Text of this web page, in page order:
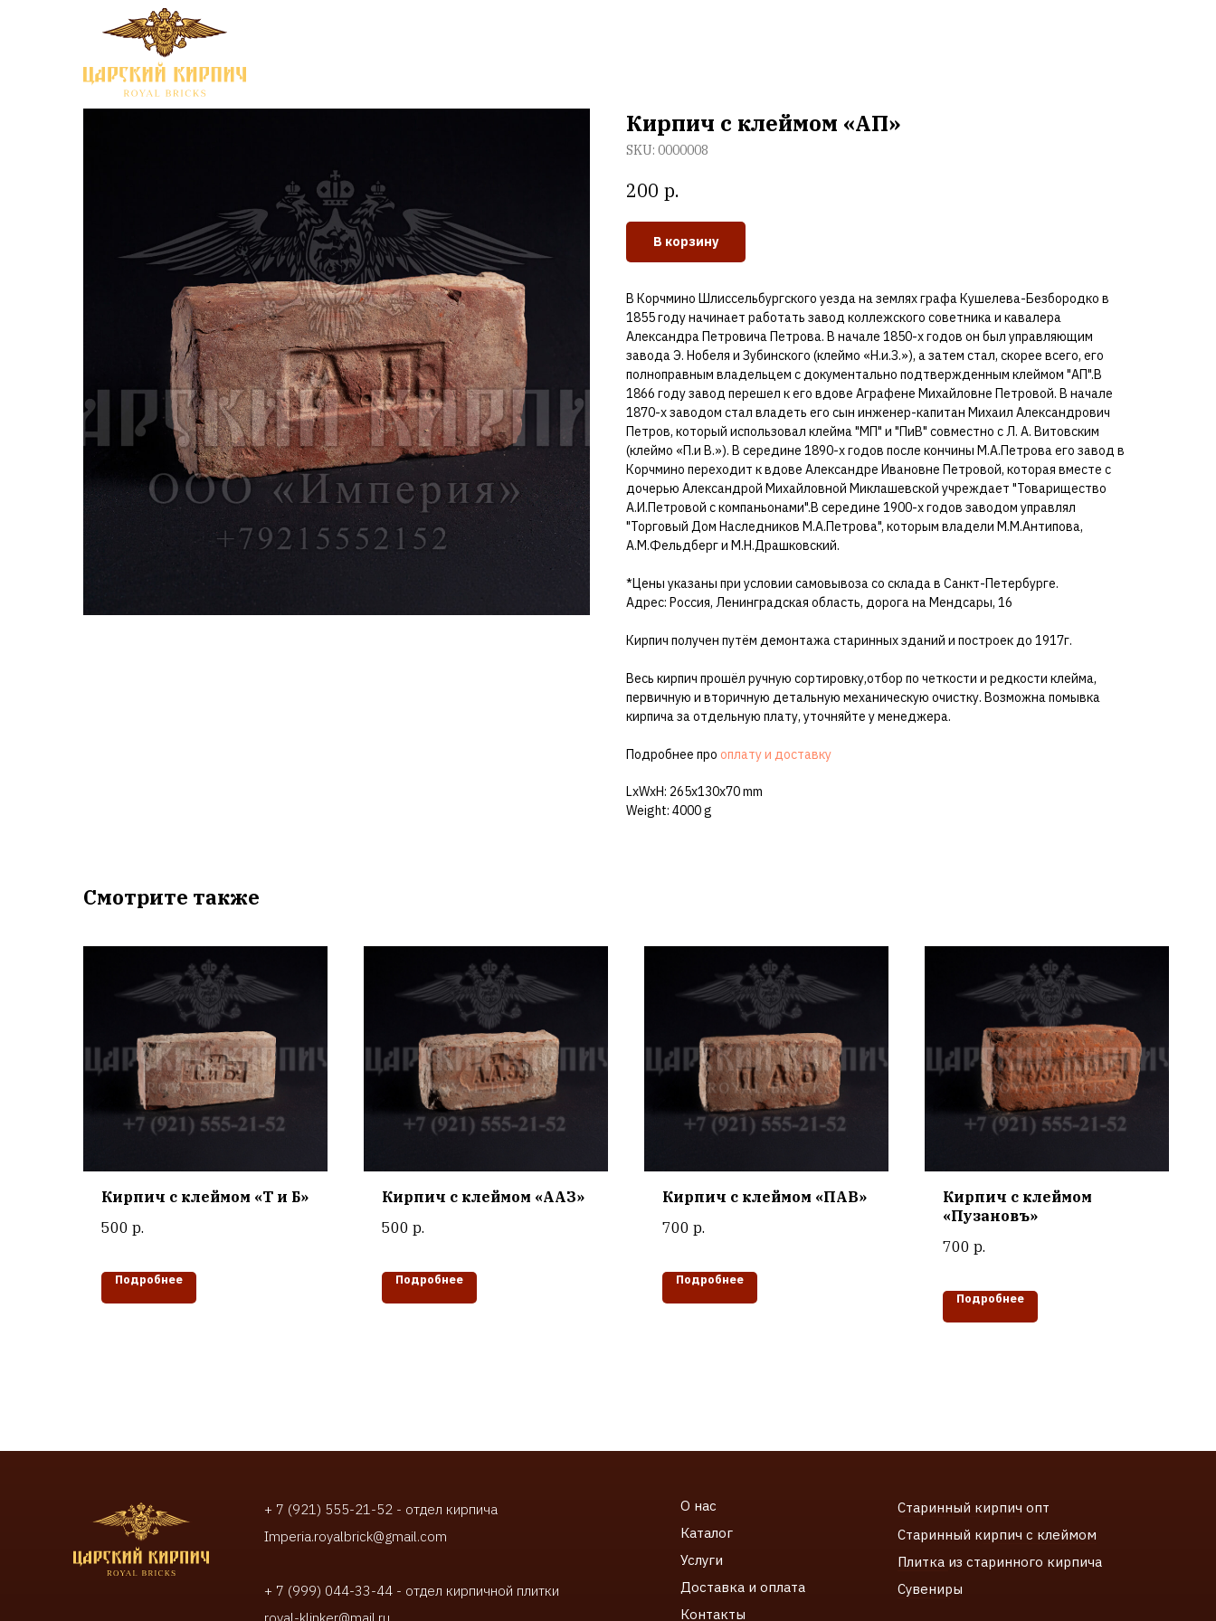
Кирпич с клеймом «АП»
SKU: 0000008
200 р.
В корзину
В Корчмино Шлиссельбургского уезда на землях графа Кушелева-Безбородко в
1855 году начинает работать завод коллежского советника и кавалера
Александра Петровича Петрова. В начале 1850-х годов он был управляющим
завода Э. Нобеля и Зубинского (клеймо «Н.и.З.»), а затем стал, скорее всего, его
полноправным владельцем с документально подтвержденным клеймом "АП".В
1866 году завод перешел к его вдове Аграфене Михайловне Петровой. В начале
1870-х заводом стал владеть его сын инженер-капитан Михаил Александрович
Петров, который использовал клейма "МП" и "ПиВ" совместно с Л. А. Витовским
(клеймо «П.и В.»). В середине 1890-х годов после кончины М.А.Петрова его завод в
Корчмино переходит к вдове Александре Ивановне Петровой, которая вместе с
дочерью Александрой Михайловной Миклашевской учреждает "Товарищество
А.И.Петровой с компаньонами".В середине 1900-х годов заводом управлял
"Торговый Дом Наследников М.А.Петрова", которым владели М.М.Антипова,
А.М.Фельдберг и М.Н.Драшковский.
*Цены указаны при условии самовывоза со склада в Санкт-Петербурге.
Адрес: Россия, Ленинградская область, дорога на Мендсары, 16
Кирпич получен путём демонтажа старинных зданий и построек до 1917г.
Весь кирпич прошёл ручную сортировку,отбор по четкости и редкости клейма,
первичную и вторичную детальную механическую очистку. Возможна помывка
кирпича за отдельную плату, уточняйте у менеджера.
Подробнее про оплату и доставку
LxWxH: 265x130x70 mm
Weight: 4000 g
Смотрите также
Кирпич с клеймом «Т и Б»
500 р.
Подробнее
Кирпич с клеймом «ААЗ»
500 р.
Подробнее
Кирпич с клеймом «ПАВ»
700 р.
Подробнее
Кирпич с клеймом
«Пузановъ»
700 р.
Подробнее
О нас
Каталог
Услуги
Доставка и оплата
Контакты
Старинный кирпич опт
Старинный кирпич с клеймом
Плитка из старинного кирпича
Сувениры
+ 7 (921) 555-21-52 - отдел кирпича
Imperia.royalbrick@gmail.com
+ 7 (999) 044-33-44 - отдел кирпичной плитки